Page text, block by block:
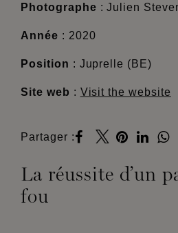
Photographe : Julien
Année : 2020
Position : Juprelle (BE)
Site web : Visit the website
Partager :
La réussite d’un
fou